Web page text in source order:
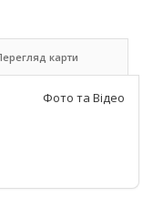
карти
Фото та Відео